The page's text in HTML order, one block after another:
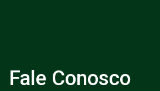
Fale Conosco